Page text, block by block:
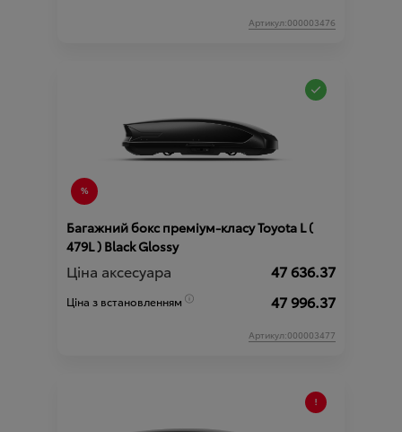
Артикул:000003476
Багажний бокс преміум-класу Toyota L (
479L ) Black Glossy
Ціна аксесуара 47 636.37
Ціна з встановленням 47 996.37
Артикул:000003477